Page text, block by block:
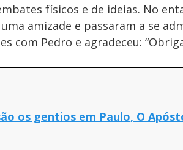
físicos e de ideias. No
amizade e passaram a se
com Pedro e agradeceu:
os gentios em Paulo, O